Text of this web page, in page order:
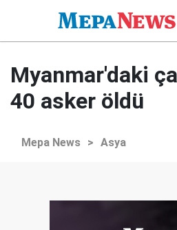
Myanmar'daki
40 asker öldü
Mepa News > Asya